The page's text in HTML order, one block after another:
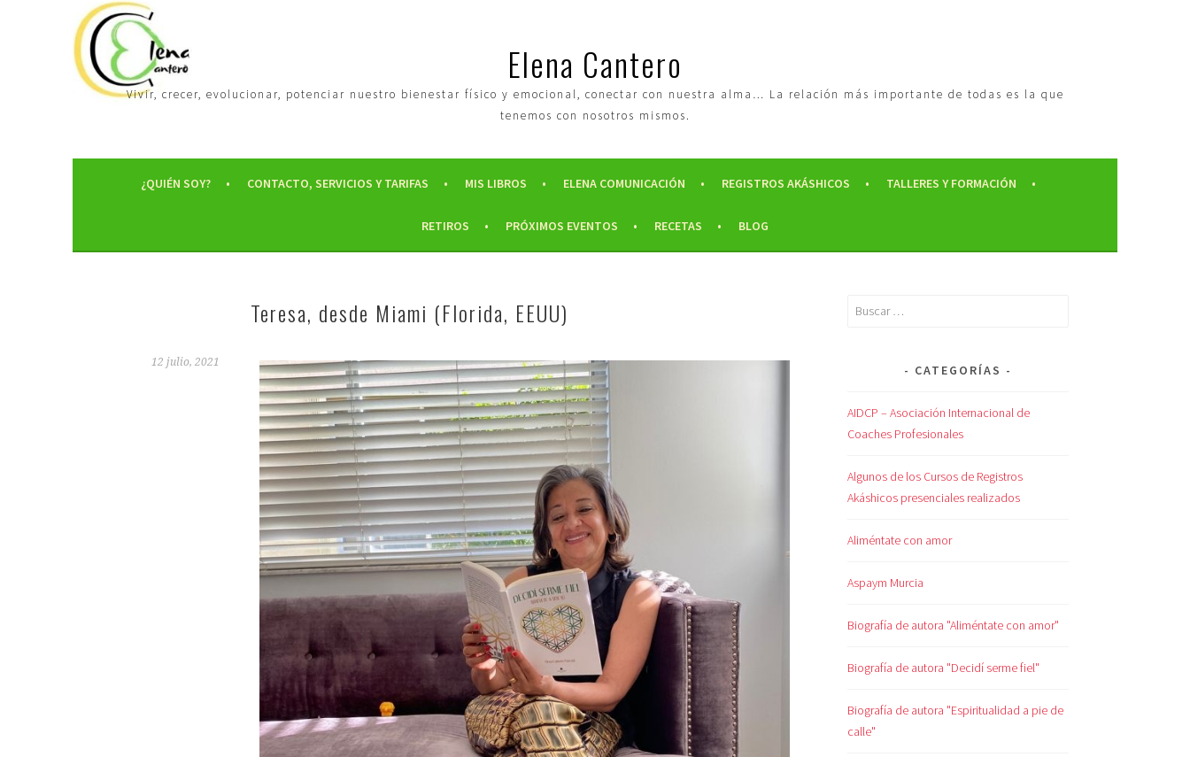
Elena Cantero
Vivir, crecer, evolucionar, potenciar nuestro bienestar físico y emocional, conectar con nuestra alma… La relación más importante de todas es la que
tenemos con nosotros mismos.
¿QUIÉN SOY? CONTACTO, SERVICIOS Y TARIFAS MIS LIBROS ELENA COMUNICACIÓN REGISTROS AKÁSHICOS TALLERES Y FORMACIÓN
RETIROS PRÓXIMOS EVENTOS RECETAS BLOG
Teresa, desde Miami (Florida, EEUU)
12 julio, 2021 CATEGORÍAS
AIDCP – Asociación Internacional de
Coaches Profesionales
Algunos de los Cursos de Registros
Akáshicos presenciales realizados
Aliméntate con amor
Aspaym Murcia
Biografía de autora "Aliméntate con amor"
Biografía de autora "Decidí serme fiel"
Biografía de autora "Espiritualidad a pie de
calle"